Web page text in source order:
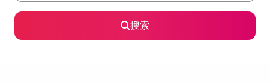
搜索